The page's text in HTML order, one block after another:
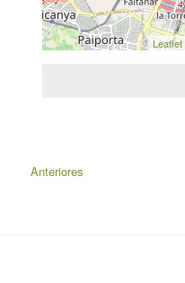
Leaflet
Anteriores